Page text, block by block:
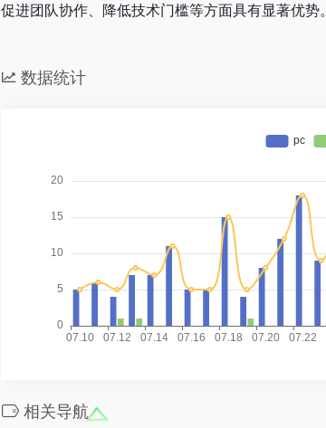
促进团队协作、降低技术门槛等方面具有显著优势。
数据统计
相关导航